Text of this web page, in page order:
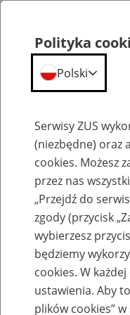
Komunikaty
Polityka
Polski
Serwisy ZUS
(niezbędne) oraz
cookies. Możesz
przez nas
„Przejdź do
zgody (przycisk
wybierzesz
będziemy
cookies. W
ustawienia. Aby
plików cookies”